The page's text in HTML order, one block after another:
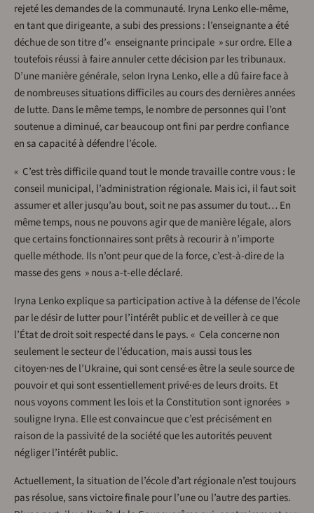
rejeté les demandes de la communauté. Iryna Lenko elle-même,
en tant que dirigeante, a subi des pressions : l’enseignante a été
déchue de son titre d’« enseignante principale » sur ordre. Elle a
toutefois réussi à faire annuler cette décision par les tribunaux.
D’une manière générale, selon Iryna Lenko, elle a dû faire face à
de nombreuses situations difficiles au cours des dernières années
de lutte. Dans le même temps, le nombre de personnes qui l’ont
soutenue a diminué, car beaucoup ont fini par perdre confiance
en sa capacité à défendre l’école.
« C’est très difficile quand tout le monde travaille contre vous : le
conseil municipal, l’administration régionale. Mais ici, il faut soit
assumer et aller jusqu’au bout, soit ne pas assumer du tout… En
même temps, nous ne pouvons agir que de manière légale, alors
que certains fonctionnaires sont prêts à recourir à n’importe
quelle méthode. Ils n’ont peur que de la force, c’est-à-dire de la
masse des gens » nous a-t-elle déclaré.
Iryna Lenko explique sa participation active à la défense de l’école
par le désir de lutter pour l’intérêt public et de veiller à ce que
l’État de droit soit respecté dans le pays. « Cela concerne non
seulement le secteur de l’éducation, mais aussi tous les
citoyen·nes de l’Ukraine, qui sont censé·es être la seule source de
pouvoir et qui sont essentiellement privé·es de leurs droits. Et
nous voyons comment les lois et la Constitution sont ignorées »
souligne Iryna. Elle est convaincue que c’est précisément en
raison de la passivité de la société que les autorités peuvent
négliger l’intérêt public.
Actuellement, la situation de l’école d’art régionale n’est toujours
pas résolue, sans victoire finale pour l’une ou l’autre des parties.